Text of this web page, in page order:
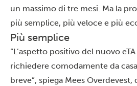
un massimo di tre mesi. Ma la
più semplice, più veloce e più
Più semplice
“L’aspetto positivo del nuovo
richiedere comodamente da
breve”, spiega Mees